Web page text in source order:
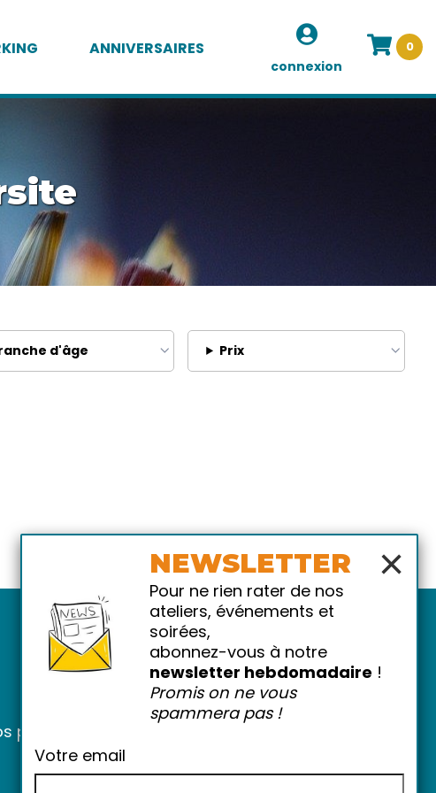
ANNIVERSAIRES
connexion
0
d'âge Prix
pratiques
×
NEWSLETTER
Pour ne rien rater de nos
ateliers, événements et
soirées,
abonnez-vous à notre
newsletter hebdomadaire !
Promis on ne vous
spammera pas !
Votre email